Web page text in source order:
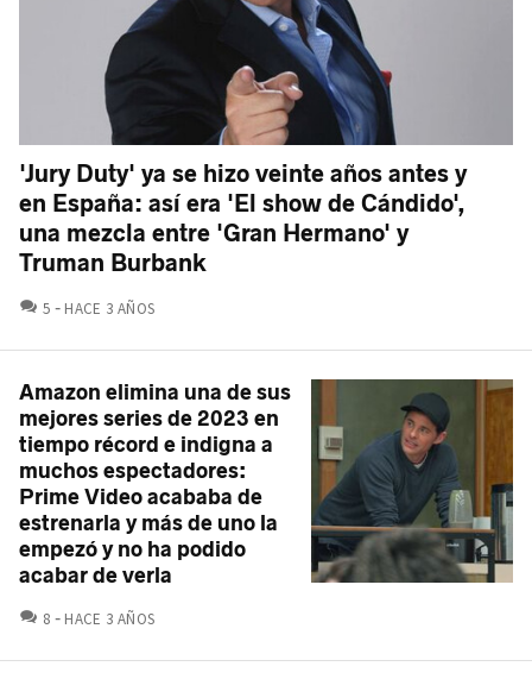
'Jury Duty' ya se hizo veinte años antes y
en España: así era 'El show de Cándido',
una mezcla entre 'Gran Hermano' y
Truman Burbank
5 COMENTARIOS
HACE 3 AÑOS
Amazon elimina una de sus
mejores series de 2023 en
tiempo récord e indigna a
muchos espectadores:
Prime Video acababa de
estrenarla y más de uno la
empezó y no ha podido
acabar de verla
8 COMENTARIOS
HACE 3 AÑOS